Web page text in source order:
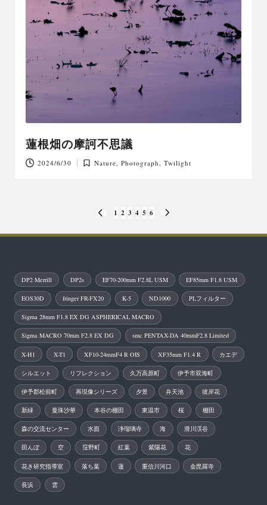
蓮根畑の摩訶不思議
2024/6/30
Posted
Nature ,Photograph ,Twilight
稿
ペ
ー
ジ
送
り
PREVIOUS
1 2 3 4 5 6
DP2 Merrill DP2s EF70-200mm F2.8L USM EF85mm F1.8 USM
EOS30D fringer FR-FX20 K-5 ND1000 PLフィルター
Sigma 28mm F1.8 EX DG ASPHERICAL MACRO
Sigma MACRO 70mm F2.8 EX DG smc PENTAX-DA 40mmF2.8 Limited
X-H1 X-T1 XF10-24mmF4 R OIS XF35mm F1.4 R カエデ
シルエット リフレクション 久万高原町 伊予市双海町
伊予郡松前町 再現像シリーズ 夕景 弁天池 彼岸花
新緑 曼珠沙華 本谷の棚田 東温市 桜 棚田
森の交流センター 水面 浄瑠璃寺 海 滑川渓谷
田んぼ 空 窪野町 紅葉 紫陽花 花
花き研究指導室 落ち葉 蓮 重信川河口 金毘羅寺
長浜 雲